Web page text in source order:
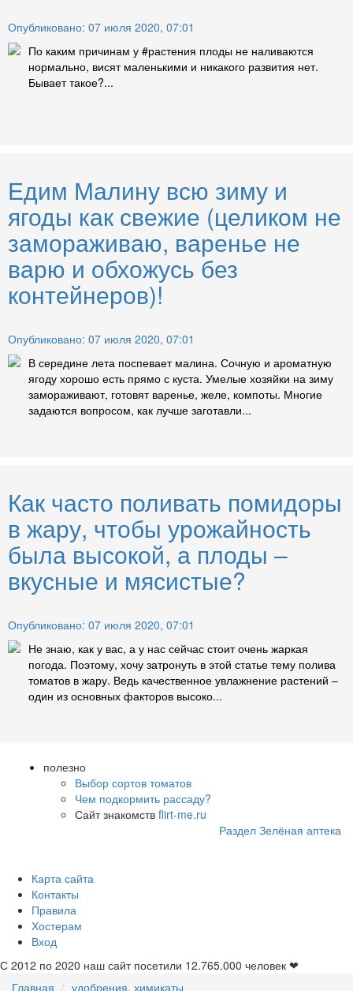
Опубликовано: 07 июля 2020, 07:01
По каким причинам у #растения плоды не наливаются
нормально, висят маленькими и никакого развития нет.
Бывает такое?...
Едим Малину всю зиму и
ягоды как свежие (целиком не
замораживаю, варенье не
варю и обхожусь без
контейнеров)!
Опубликовано: 07 июля 2020, 07:01
В середине лета поспевает малина. Сочную и ароматную
ягоду хорошо есть прямо с куста. Умелые хозяйки на зиму
замораживают, готовят варенье, желе, компоты. Многие
задаются вопросом, как лучше заготавли...
Как часто поливать помидоры
в жару, чтобы урожайность
была высокой, а плоды –
вкусные и мясистые?
Опубликовано: 07 июля 2020, 07:01
Не знаю, как у вас, а у нас сейчас стоит очень жаркая
погода. Поэтому, хочу затронуть в этой статье тему полива
томатов в жару. Ведь качественное увлажнение растений –
один из основных факторов высоко...
полезно
Выбор сортов томатов
Чем подкормить рассаду?
Сайт знакомств flirt-me.ru
Раздел Зелёная аптека
Карта сайта
Контакты
Правила
Хостерам
Вход
С 2012 по 2020 наш сайт посетили 12.765.000 человек ❤
Главная
удобрения, химикаты